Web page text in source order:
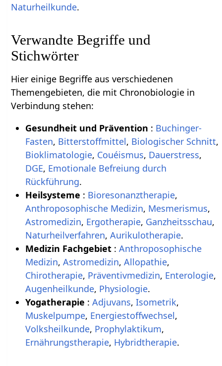
Naturheilkunde.
Verwandte Begriffe und
Stichwörter
Hier einige Begriffe aus verschiedenen
Themengebieten, die mit Chronobiologie in
Verbindung stehen:
Gesundheit und Prävention : Buchinger-
Fasten, Bitterstoffmittel, Biologischer Schnitt,
Bioklimatologie, Couéismus, Dauerstress,
DGE, Emotionale Befreiung durch
Rückführung.
Heilsysteme : Bioresonanztherapie,
Anthroposophische Medizin, Mesmerismus,
Astromedizin, Ergotherapie, Ganzheitsschau,
Naturheilverfahren, Aurikulotherapie.
Medizin Fachgebiet : Anthroposophische
Medizin, Astromedizin, Allopathie,
Chirotherapie, Präventivmedizin, Enterologie,
Augenheilkunde, Physiologie.
Yogatherapie : Adjuvans, Isometrik,
Muskelpumpe, Energiestoffwechsel,
Volksheilkunde, Prophylaktikum,
Ernährungstherapie, Hybridtherapie.